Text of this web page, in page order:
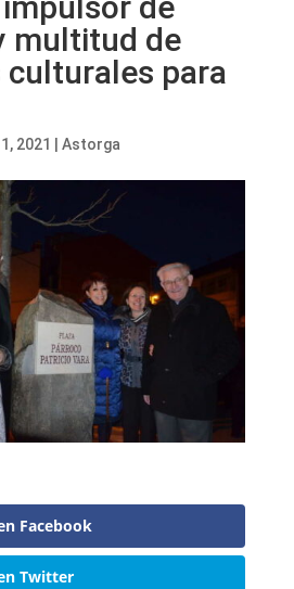
multitud de
culturales para
2021 Astorga
Facebook
Twitter